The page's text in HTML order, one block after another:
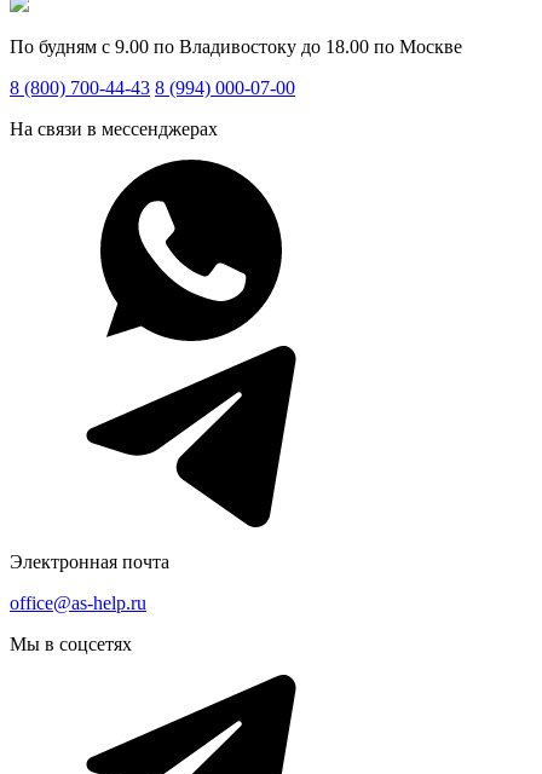
По будням с 9.00 по Владивостоку до 18.00 по Москве
8 (800) 700-44-43 8 (994) 000-07-00
На связи в мессенджерах
Электронная почта
office@as-help.ru
Мы в соцсетях